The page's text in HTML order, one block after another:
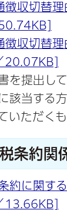
収切替理
収切替理
20.07KB]
を提出し
該当する
いただくも
条約関
約に関す
13.66KB]